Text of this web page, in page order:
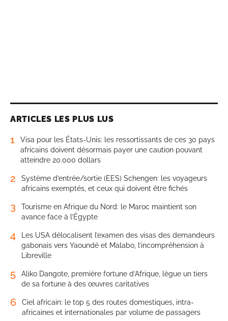
ARTICLES LES PLUS LUS
1
Visa pour les États-Unis: les ressortissants de ces 30 pays
africains doivent désormais payer une caution pouvant
atteindre 20.000 dollars
2
Système d’entrée/sortie (EES) Schengen: les voyageurs
africains exemptés, et ceux qui doivent être fichés
3
Tourisme en Afrique du Nord: le Maroc maintient son
avance face à l’Égypte
4
Les USA délocalisent l’examen des visas des demandeurs
gabonais vers Yaoundé et Malabo, l’incompréhension à
Libreville
5
Aliko Dangote, première fortune d’Afrique, lègue un tiers
de sa fortune à des œuvres caritatives
6
Ciel africain: le top 5 des routes domestiques, intra-
africaines et internationales par volume de passagers